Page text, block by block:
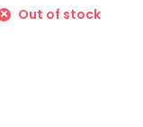
Out of stock